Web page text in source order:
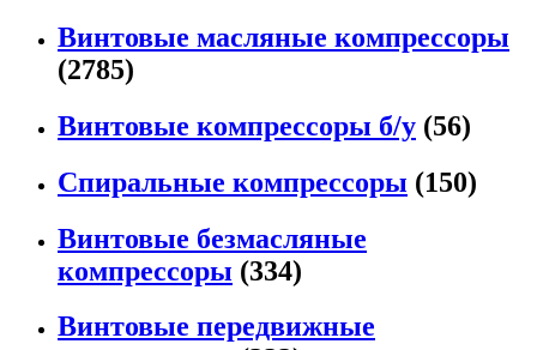
Винтовые масляные компрессоры
(2785)
Винтовые компрессоры б/у (56)
Спиральные компрессоры (150)
Винтовые безмасляные
компрессоры (334)
Винтовые передвижные